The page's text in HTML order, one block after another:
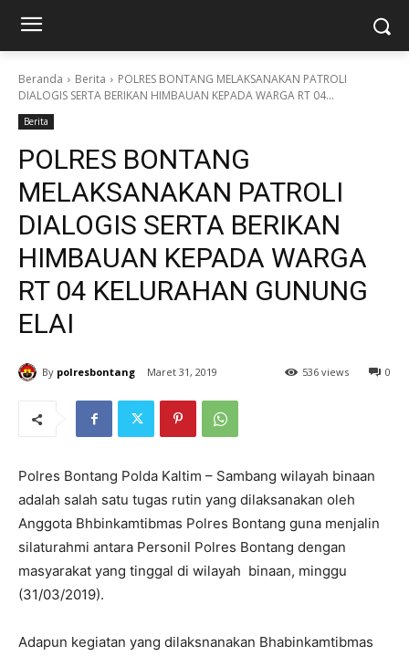
Beranda Berita
POLRES BONTANG MELAKSANAKAN PATROLI
DIALOGIS SERTA BERIKAN HIMBAUAN KEPADA WARGA RT 04...
Berita
POLRES BONTANG
MELAKSANAKAN PATROLI
DIALOGIS SERTA BERIKAN
HIMBAUAN KEPADA WARGA
RT 04 KELURAHAN GUNUNG
ELAI
By polresbontang Maret 31, 2019 0
536 views
Polres Bontang Polda Kaltim – Sambang wilayah binaan
adalah salah satu tugas rutin yang dilaksanakan oleh
Anggota Bhbinkamtibmas Polres Bontang guna menjalin
silaturahmi antara Personil Polres Bontang dengan
masyarakat yang tinggal di wilayah binaan, minggu
(31/03/2019).
Adapun kegiatan yang dilaksnanakan Bhabinkamtibmas